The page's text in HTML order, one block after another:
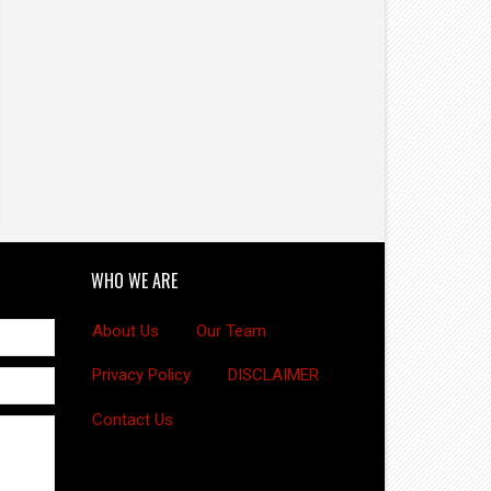
WHO WE ARE
About Us Our Team
Privacy Policy DISCLAIMER
Contact Us